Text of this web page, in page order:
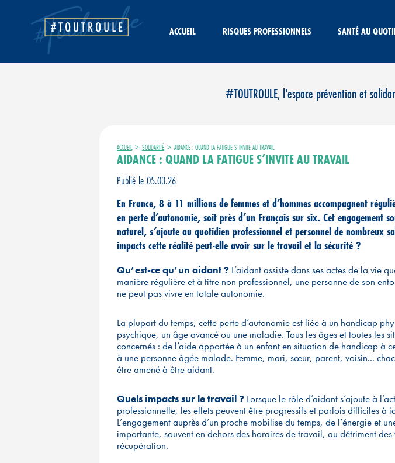
ACCUEIL RISQUES PROFESSIONNELS SANTÉ AU
#TOUTROULE, l'espace prévention et
ACCUEIL > SOLIDARITÉ > AIDANCE : QUAND LA FATIGUE S’INVITE AU TRAVAIL
AIDANCE : QUAND LA FATIGUE S’INVITE AU TRAVAIL
Publié le 05.03.26
En France, 8 à 11 millions de femmes et d’hommes accompagnent
en perte d’autonomie, soit près d’un Français sur six. Cet engagement
naturel, s’ajoute au quotidien professionnel et personnel de nombreux
impacts cette réalité peut-elle avoir sur le travail et la sécurité ?
Qu’est-ce qu’un aidant ? L’aidant assiste dans ses actes de la vie
manière régulière et à titre non professionnel, une personne de son
ne peut pas vivre en totale autonomie.
La plupart du temps, cette perte d’autonomie est liée à un handicap
psychique, un âge avancé ou une maladie. Tous les âges et toutes les
concernés : de l’aide apportée à un enfant en situation de handicap à
à une personne âgée malade. Femme, mari, sœur, parent, voisin...
être amené à être aidant.
Quels impacts sur le travail ? Lorsque le rôle d’aidant s’ajoute à
professionnelle, les effets peuvent être progressifs et parfois difficiles à
L’engagement auprès d’un proche mobilise du temps, de l’énergie et
importante, souvent en dehors des horaires de travail, au détriment des
récupération.